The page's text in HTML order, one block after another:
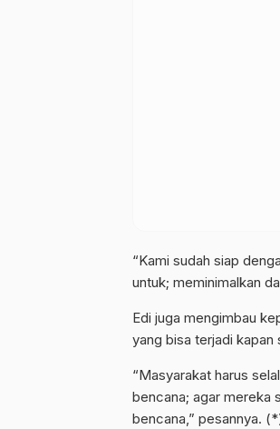
“Kami sudah siap
untuk; meminimalkan
Edi juga mengimbau
yang bisa terjadi kapan
“Masyarakat harus
bencana; agar mereka
bencana,” pesannya.